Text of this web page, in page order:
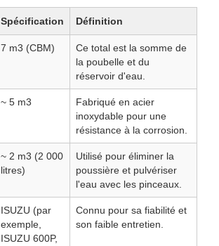
Spécification Définition
7 m3 (CBM)
Ce total est la somme de
la poubelle et du
réservoir d'eau.
~ 5 m3
Fabriqué en acier
inoxydable pour une
résistance à la corrosion.
~ 2 m3 (2 000
litres)
Utilisé pour éliminer la
poussière et pulvériser
l'eau avec les pinceaux.
ISUZU (par
exemple,
ISUZU 600P,
Connu pour sa fiabilité et
son faible entretien.